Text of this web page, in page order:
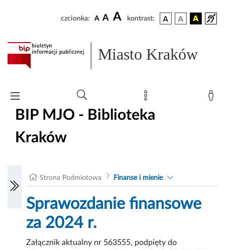
czcionka: A A A kontrast:
Miasto Kraków
BIP MJO - Biblioteka
Kraków
Strona Podmiotowa Finanse i mienie
Sprawozdanie finansowe
za 2024 r.
Załącznik aktualny nr 563555, podpięty do